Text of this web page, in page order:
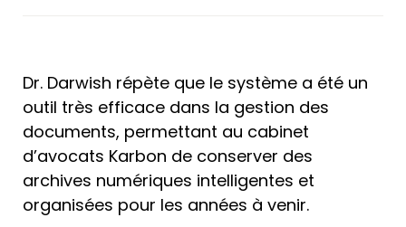
Dr. Darwish répète que le système a été un
outil très efficace dans la gestion des
documents, permettant au cabinet
d’avocats Karbon de conserver des
archives numériques intelligentes et
organisées pour les années à venir.